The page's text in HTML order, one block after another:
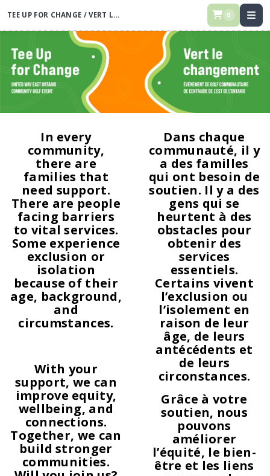
TEE UP FOR CHANGE / VERT LE CHANGEMENT - UNITED WAY GOLF 0
In every
community,
there are
families that
need support.
There are people
facing barriers
to vital services.
Some experience
exclusion or
isolation
because of their
age, background,
and
circumstances.
With your
support, we can
improve equity,
wellbeing, and
connections.
Together, we can
build stronger
communities.
Dans chaque
communauté, il y
a des familles
qui ont besoin de
soutien. Il y a des
gens qui se
heurtent à des
obstacles pour
obtenir des
services
essentiels.
Certains vivent
l’exclusion ou
l’isolement en
raison de leur
âge, de leurs
antécédents et
de leurs
circonstances.
Grâce à votre
soutien, nous
pouvons
améliorer
l’équité, le bien-
être et les liens